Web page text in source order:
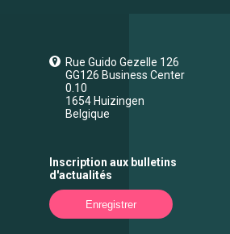
Rue Guido Gezelle 126
GG126 Business Center
0.10
1654 Huizingen
Belgique
Inscription aux bulletins
d'actualités
Enregistrer